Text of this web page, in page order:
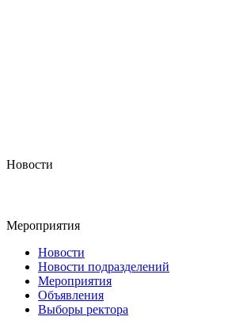
Новости
Мероприятия
Новости
Новости подразделений
Мероприятия
Объявления
Выборы ректора